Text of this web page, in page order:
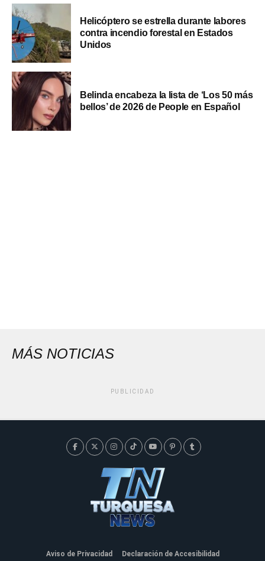
Helicóptero se estrella durante labores
contra incendio forestal en Estados
Unidos
Belinda encabeza la lista de ‘Los 50 más
bellos’ de 2026 de People en Español
MÁS NOTICIAS
PUBLICIDAD
Aviso de Privacidad Declaración de Accesibilidad